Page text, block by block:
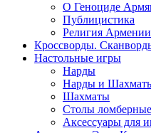
О Геноциде
Публицистика
Религия Армении
Кроссворды.
Настольные игры
Нарды
Нарды и
Шахматы
Столы ломберные
Аксессуары для